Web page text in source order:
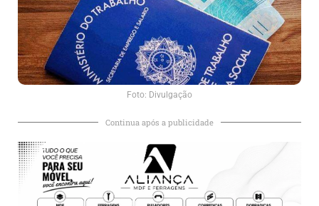
Foto: Divulgação
Continua após a publicidade